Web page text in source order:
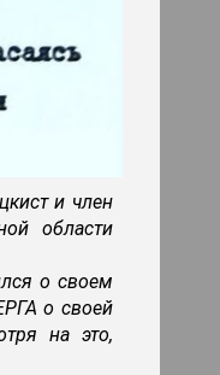
и член
области
о своем
о своей
на это,